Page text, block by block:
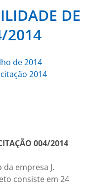
DE
2014
de 2014
2014
004/2014
empresa J.
consiste em 24